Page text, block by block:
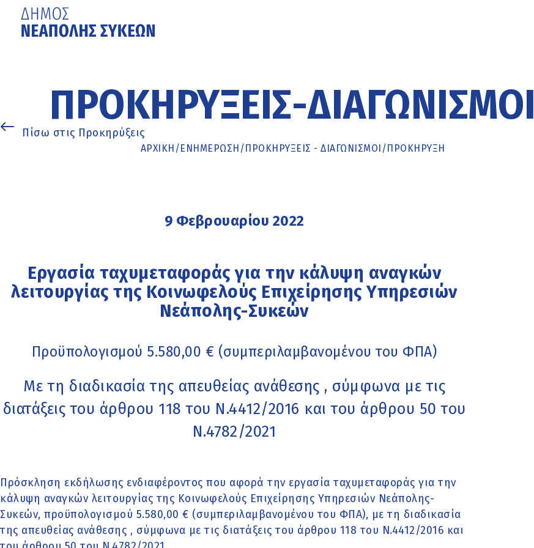
περιεχόμενοΠΡΟΚΗΡΎΞΕΙΣ-ΔΙΑΓΩΝΙΣΜΟΊ
Πίσω στις Προκηρύξεις
ΑΡΧΙΚΉ /ΕΝΗΜΈΡΩΣΗ /ΠΡΟΚΗΡΥΞΕΙΣ - ΔΙΑΓΩΝΙΣΜΟΙ /ΠΡΟΚΉΡΥΞΗ
9 Φεβρουαρίου 2022
Εργασία ταχυμεταφοράς για την κάλυψη αναγκών
λειτουργίας της Κοινωφελούς Επιχείρησης Υπηρεσιών
Νεάπολης-Συκεών
Προϋπολογισμού 5.580,00 € (συμπεριλαμβανομένου του ΦΠΑ)
Με τη διαδικασία της απευθείας ανάθεσης , σύμφωνα με τις
διατάξεις του άρθρου 118 του Ν.4412/2016 και του άρθρου 50 του
Ν.4782/2021
Πρόσκληση εκδήλωσης ενδιαφέροντος που αφορά την εργασία ταχυμεταφοράς για την
κάλυψη αναγκών λειτουργίας της Κοινωφελούς Επιχείρησης Υπηρεσιών Νεάπολης-
Συκεών, προϋπολογισμού 5.580,00 € (συμπεριλαμβανομένου του ΦΠΑ), με τη διαδικασία
της απευθείας ανάθεσης , σύμφωνα με τις διατάξεις του άρθρου 118 του Ν.4412/2016 και